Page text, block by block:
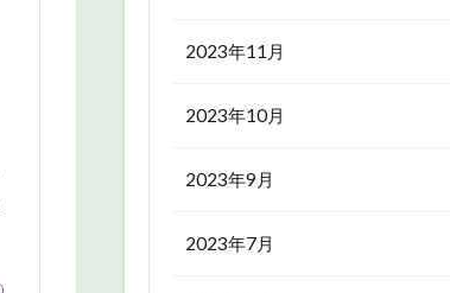
2023年11月
2023年10月
2023年9月
2023年7月